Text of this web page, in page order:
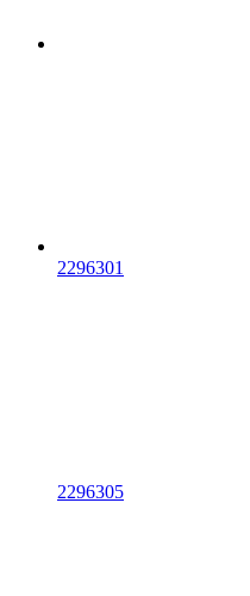
2296301
2296305